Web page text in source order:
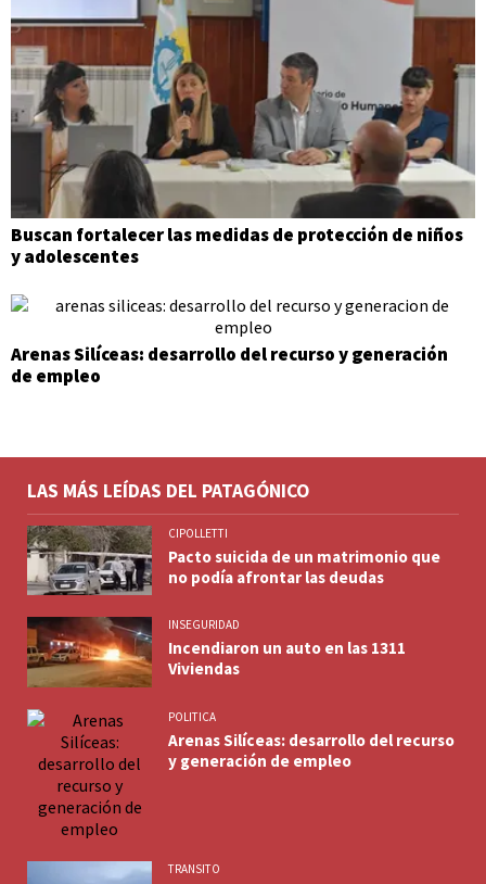
Buscan fortalecer las medidas de protección de niños
y adolescentes
Arenas Silíceas: desarrollo del recurso y generación
de empleo
LAS MÁS LEÍDAS DEL PATAGÓNICO
CIPOLLETTI
Pacto suicida de un matrimonio que
no podía afrontar las deudas
INSEGURIDAD
Incendiaron un auto en las 1311
Viviendas
POLITICA
Arenas Silíceas: desarrollo del recurso
y generación de empleo
TRANSITO